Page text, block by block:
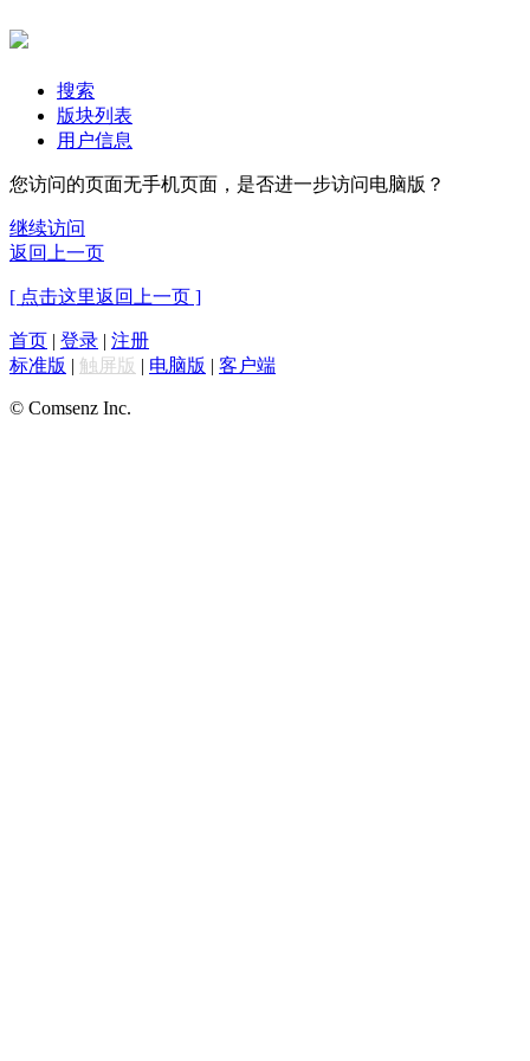
搜索
版块列表
用户信息
您访问的页面无手机页面，是否进一步访问电脑版？
继续访问
返回上一页
[ 点击这里返回上一页 ]
首页 | 登录 | 注册
标准版 | 触屏版 | 电脑版 | 客户端
© Comsenz Inc.